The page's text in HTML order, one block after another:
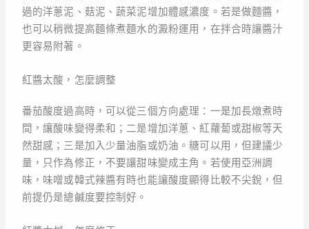
過的洋蔥泥、菇泥、蔬菜泥增加體感濃度。若是做麵醬，
也可以稍微提高麵條煮麵水的澱粉運用，在拌合時讓醬汁
更容易附著。
紅醬太酸，怎麼調整
番茄酸度過高時，可以從三個方向處理：一是加長燉煮時
間，讓酸味變得柔和；二是增加洋蔥、紅蘿蔔或甜椒等天
然甜感；三是加入少量油脂或奶油。糖可以用，但建議少
量，只作為修正，不要讓甜味變成主角。若使用亞洲調
味，味噌或韓式辣醬有時也能讓酸度顯得比較不尖銳，但
前提仍是總鹹度要控制好。